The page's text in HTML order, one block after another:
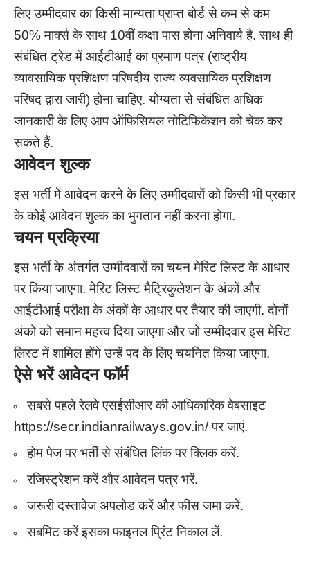
लिए उम्मीदवार का किसी मान्यता प्राप्त बोर्ड से कम से कम
50% मार्क्स के साथ 10वीं कक्षा पास होना अनिवार्य है. साथ ही
संबंधित ट्रेड में आईटीआई का प्रमाण पत्र (राष्ट्रीय
व्यावसायिक प्रशिक्षण परिषदीय राज्य व्यवसायिक प्रशिक्षण
परिषद द्वारा जारी) होना चाहिए. योग्यता से संबंधित अधिक
जानकारी के लिए आप ऑफिसियल नोटिफिकेशन को चेक कर
सकते हैं.
आवेदन शुल्क
इस भर्ती में आवेदन करने के लिए उम्मीदवारों को किसी भी प्रकार
के कोई आवेदन शुल्क का भुगतान नहीं करना होगा.
चयन प्रक्रिया
इस भर्ती के अंतर्गत उम्मीदवारों का चयन मेरिट लिस्ट के आधार
पर किया जाएगा. मेरिट लिस्ट मैट्रिकुलेशन के अंकों और
आईटीआई परीक्षा के अंकों के आधार पर तैयार की जाएगी. दोनों
अंको को समान महत्त्व दिया जाएगा और जो उम्मीदवार इस मेरिट
लिस्ट में शामिल होंगे उन्हें पद के लिए चयनित किया जाएगा.
ऐसे भरें आवेदन फॉर्म
सबसे पहले रेलवे एसईसीआर की आधिकारिक वेबसाइट
https://secr.indianrailways.gov.in/ पर जाएं.
होम पेज पर भर्ती से संबंधित लिंक पर क्लिक करें.
रजिस्ट्रेशन करें और आवेदन पत्र भरें.
जरूरी दस्तावेज अपलोड करें और फीस जमा करें.
सबमिट करें इसका फाइनल प्रिंट निकाल लें.